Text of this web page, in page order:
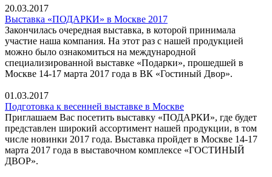
20.03.2017
Выставка «ПОДАРКИ» в Москве 2017
Закончилась очередная выставка, в которой принимала
участие наша компания. На этот раз с нашей продукцией
можно было ознакомиться на международной
специализированной выставке «Подарки», прошедшей в
Москве 14-17 марта 2017 года в ВК «Гостиный Двор».
01.03.2017
Подготовка к весенней выставке в Москве
Приглашаем Вас посетить выставку «ПОДАРКИ», где будет
представлен широкий ассортимент нашей продукции, в том
числе новинки 2017 года. Выставка пройдет в Москве 14-17
марта 2017 года в выставочном комплексе «ГОСТИНЫЙ
ДВОР».